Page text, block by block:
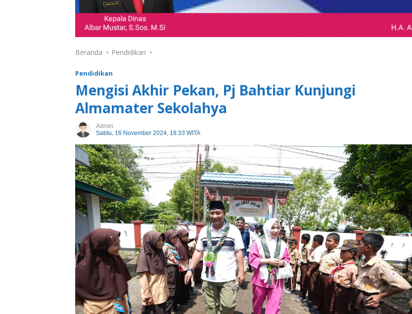
Beranda Pendidikan
Pendidikan
Mengisi Akhir Pekan, Pj Bahtiar Kunjungi
Almamater Sekolahya
Admin
Sabtu, 16 November 2024, 18:33 WITA